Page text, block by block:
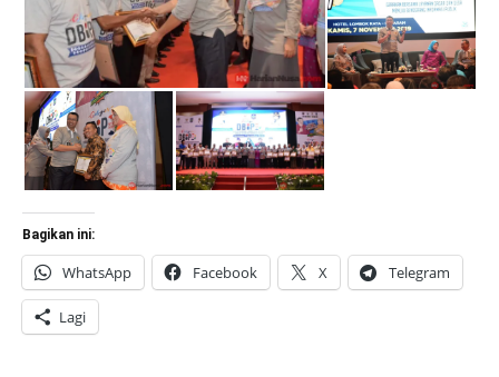
Bagikan ini:
WhatsApp Facebook X Telegram
Lagi